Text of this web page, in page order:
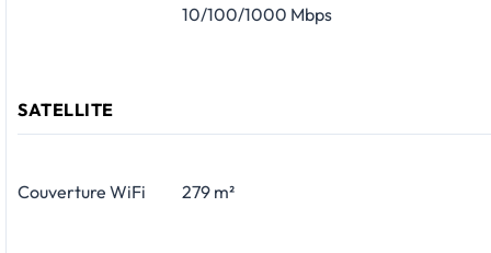
10/100/1000 Mbps
SATELLITE
Couverture WiFi 279 m²